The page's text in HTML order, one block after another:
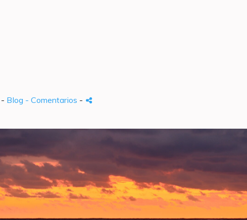
Blog - Comentarios -